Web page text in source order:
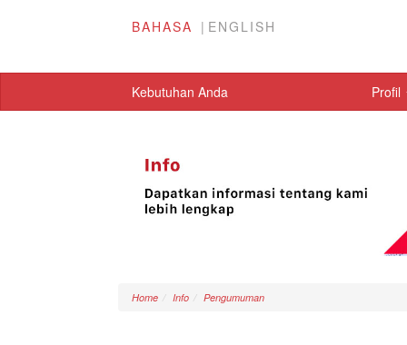
BAHASA ENGLISH
Kebutuhan Anda Profil
Home Info Pengumuman